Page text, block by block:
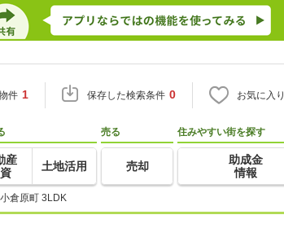
件 1 保存した検索条件 0 お気に入り
産
土地活用
売る
売却
住みやすい街を探す
助成金
情報
倉原町 3LDK